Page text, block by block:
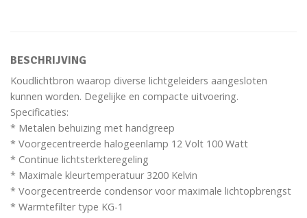
BESCHRIJVING
Koudlichtbron waarop diverse lichtgeleiders aangesloten
kunnen worden. Degelijke en compacte uitvoering.
Specificaties:
* Metalen behuizing met handgreep
* Voorgecentreerde halogeenlamp 12 Volt 100 Watt
* Continue lichtsterkteregeling
* Maximale kleurtemperatuur 3200 Kelvin
* Voorgecentreerde condensor voor maximale lichtopbrengst
* Warmtefilter type KG-1